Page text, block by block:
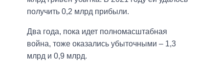
получить 0,2 млрд прибыли.
Два года, пока идет полномасштабная
война, тоже оказались убыточными – 1,3
млрд и 0,9 млрд.